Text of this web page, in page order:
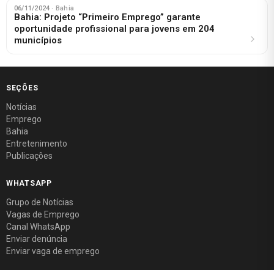
06/11/2024 · Bahia
Bahia: Projeto “Primeiro Emprego” garante
oportunidade profissional para jovens em 204
municípios
SEÇÕES
Notícias
Emprego
Bahia
Entretenimento
Publicações
WHATSAPP
Grupo de Notícias
Vagas de Emprego
Canal WhatsApp
Enviar denúncia
Enviar vaga de emprego